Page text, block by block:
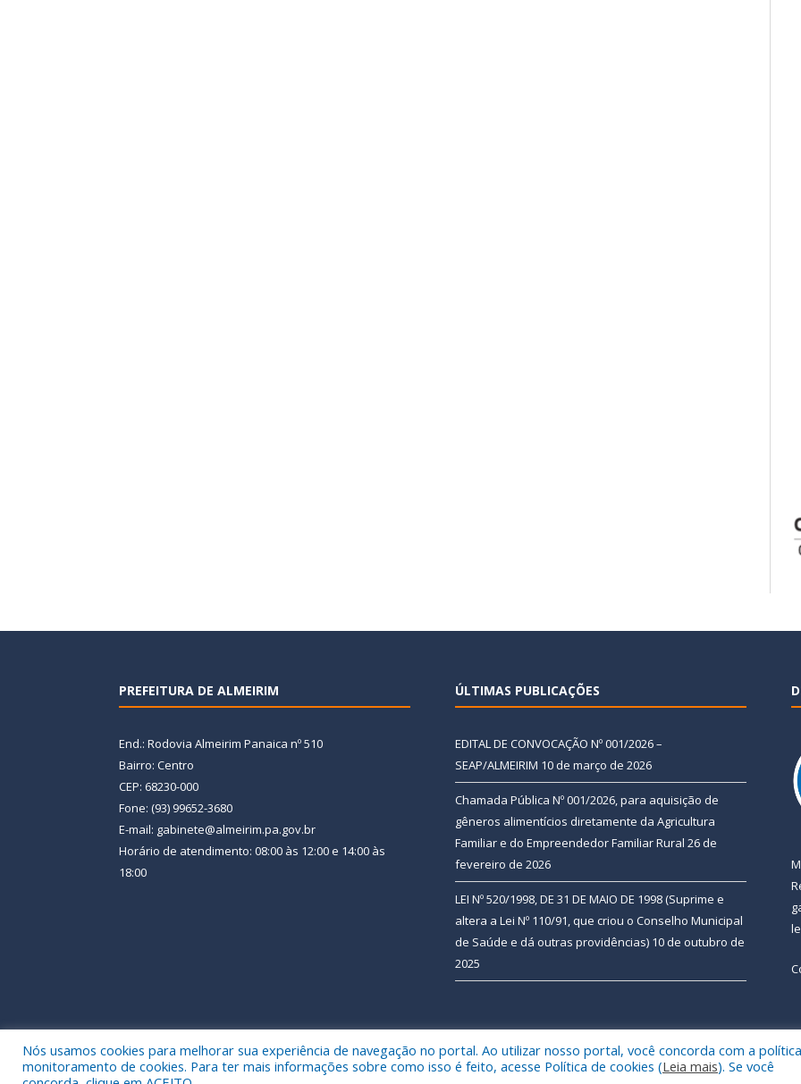
PREFEITURA DE ALMEIRIM
End.: Rodovia Almeirim Panaica nº 510
Bairro: Centro
CEP: 68230-000
Fone: (93) 99652-3680
E-mail: gabinete@almeirim.pa.gov.br
Horário de atendimento: 08:00 às 12:00 e 14:00 às
18:00
ÚLTIMAS PUBLICAÇÕES
EDITAL DE CONVOCAÇÃO Nº 001/2026 –
SEAP/ALMEIRIM 10 de março de 2026
Chamada Pública Nº 001/2026, para aquisição de
gêneros alimentícios diretamente da Agricultura
Familiar e do Empreendedor Familiar Rural 26 de
fevereiro de 2026
LEI Nº 520/1998, DE 31 DE MAIO DE 1998 (Suprime e
altera a Lei Nº 110/91, que criou o Conselho Municipal
de Saúde e dá outras providências) 10 de outubro de
2025
Todos os direitos reservados a Prefeitura Municipal de Almeirim. Mapa do Site
Nós usamos cookies para melhorar sua experiência de navegação no portal. Ao utilizar nosso portal, você concorda com a
monitoramento de cookies. Para ter mais informações sobre como isso é feito, acesse Política de cookies (Leia mais). Se você